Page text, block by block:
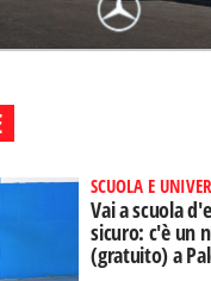
SCUOLA E
Vai a scuola
sicuro: c'è un
(gratuito) a